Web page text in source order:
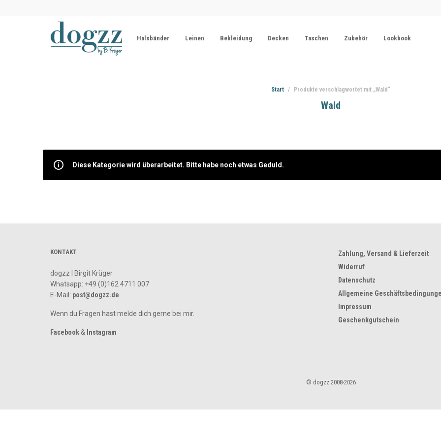
Halsbänder Leinen Bekleidung Decken Taschen Zubehör Lookbook
Start / Produkte verschlagwortet mit „Wald“
Wald
Diese Kategorie wird überarbeitet. Bitte habe noch etwas Geduld.
KONTAKT
dogzz | Birgit Krüger
Whatsapp: +49 (0)162 4711 007
E-Mail: post@dogzz.de
Wenn du Fragen hast melde dich gerne bei mir.
Facebook & Instagram
Zahlung, Versand & Lieferzeit
Widerruf
Datenschutz
Allgemeine
Impressum
Geschenkgutschein
© dogzz 2008-2026